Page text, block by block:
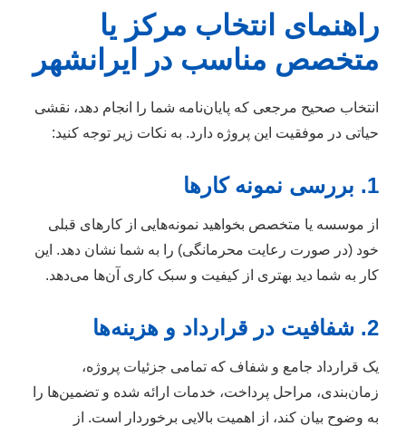
راهنمای انتخاب مرکز یا
متخصص مناسب در ایرانشهر
انتخاب صحیح مرجعی که پایان‌نامه شما را انجام دهد، نقشی
حیاتی در موفقیت این پروژه دارد. به نکات زیر توجه کنید:
1. بررسی نمونه کارها
از موسسه یا متخصص بخواهید نمونه‌هایی از کارهای قبلی
خود (در صورت رعایت محرمانگی) را به شما نشان دهد. این
کار به شما دید بهتری از کیفیت و سبک کاری آن‌ها می‌دهد.
2. شفافیت در قرارداد و هزینه‌ها
یک قرارداد جامع و شفاف که تمامی جزئیات پروژه،
زمان‌بندی، مراحل پرداخت، خدمات ارائه شده و تضمین‌ها را
به وضوح بیان کند، از اهمیت بالایی برخوردار است. از